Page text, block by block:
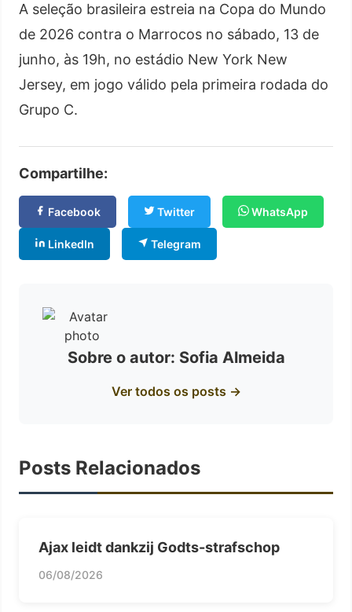
A seleção brasileira estreia na Copa do Mundo
de 2026 contra o Marrocos no sábado, 13 de
junho, às 19h, no estádio New York New
Jersey, em jogo válido pela primeira rodada do
Grupo C.
Compartilhe:
Facebook Twitter WhatsApp
LinkedIn Telegram
Sobre o autor: Sofia Almeida
Ver todos os posts →
Posts Relacionados
Ajax leidt dankzij Godts-strafschop
06/08/2026